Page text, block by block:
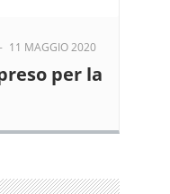
- 11 MAGGIO 2020
per la